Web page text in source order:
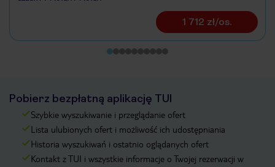
1 712 zł/os.
Pobierz bezpłatną aplikację TUI
Szybkie wyszukiwanie i przeglądanie ofert
Lista ulubionych ofert i możliwość ich udostępniania
Historia wyszukiwań i ostatnio oglądanych ofert
Kontakt z TUI i wszystkie informacje o Twojej rezerwacji w